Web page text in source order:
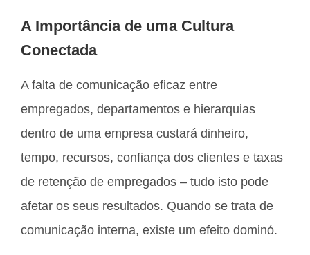
A Importância de uma Cultura
Conectada
A falta de comunicação eficaz entre
empregados, departamentos e hierarquias
dentro de uma empresa custará dinheiro,
tempo, recursos, confiança dos clientes e taxas
de retenção de empregados – tudo isto pode
afetar os seus resultados. Quando se trata de
comunicação interna, existe um efeito dominó.